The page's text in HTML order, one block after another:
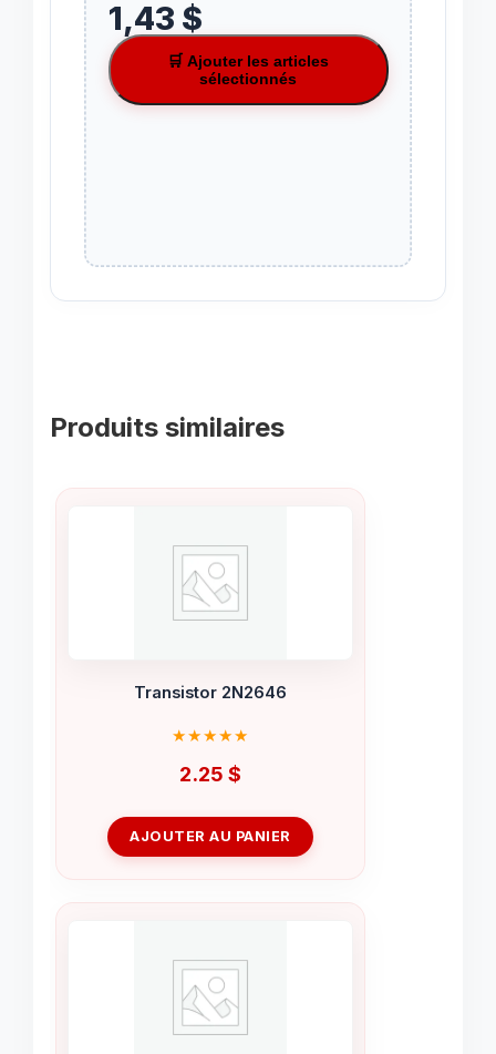
1,43 $
🛒 Ajouter les articles
sélectionnés
Produits similaires
Transistor 2N2646
2.25 $
AJOUTER AU PANIER